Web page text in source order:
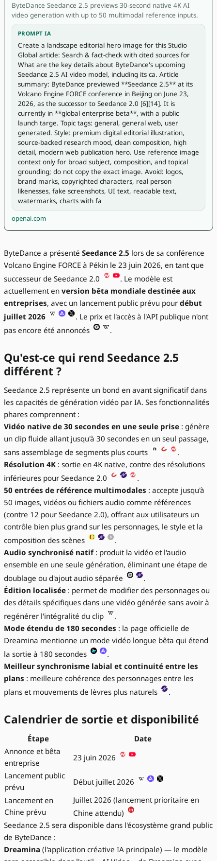
ByteDance Seedance 2.5 previews 30-second native 4K AI
video generation with up to 50 multimodal reference inputs.
PROMPT IA
Create a landscape editorial hero image for this Studio
Global article: Search & fact-check with cited sources for
What are the key details about ByteDance's upcoming
Seedance 2.5 AI video model, including its ca. Article
summary: ByteDance previewed **Seedance 2.5** at its
Volcano Engine FORCE conference in Beijing on June 23,
2026, as the successor to Seedance 2.0 [6][14]. It is
currently in **global enterprise beta**, with a public
launch targe. Topic tags: general, general web, user
generated. Style: premium digital editorial illustration,
source-backed research mood, clean composition, high
detail, modern web publication hero. Use reference image
context only for broad subject, composition, and topical
grounding; do not copy the exact image. Avoid: logos,
brand marks, copyrighted characters, real person
likenesses, fake screenshots, UI text, readable text,
watermarks, charts with fa
openai.com
ByteDance a présenté Seedance 2.5 lors de sa conférence
Volcano Engine FORCE à Pékin le 23 juin 2026, en tant que
successeur de Seedance 2.0
. Le modèle est
actuellement en version bêta mondiale destinée aux
entreprises, avec un lancement public prévu pour début
juillet 2026
. Le prix et l'accès à l'API publique n'ont
pas encore été annoncés
.
Qu'est-ce qui rend Seedance 2.5
différent ?
Seedance 2.5 représente un bond en avant significatif dans
les capacités de génération vidéo par IA. Ses fonctionnalités
phares comprennent :
Vidéo native de 30 secondes en une seule prise : génère
un clip fluide allant jusqu'à 30 secondes en un seul passage,
sans assemblage de segments plus courts
.
Résolution 4K : sortie en 4K native, contre des résolutions
inférieures pour Seedance 2.0
.
50 entrées de référence multimodales : accepte jusqu'à
50 images, vidéos ou fichiers audio comme références
(contre 12 pour Seedance 2.0), offrant aux utilisateurs un
contrôle bien plus grand sur les personnages, le style et la
composition des scènes
.
Audio synchronisé natif: produit la vidéo et l'audio
ensemble en une seule génération, éliminant une étape de
doublage ou d'ajout audio séparée
.
Édition localisée : permet de modifier des personnages ou
des détails spécifiques dans une vidéo générée sans avoir à
regénérer l'intégralité du clip
.
Mode étendu de 180 secondes : la page officielle de
Dreamina mentionne un mode vidéo longue bêta qui étend
la sortie à 180 secondes
.
Meilleur synchronisme labial et continuité entre les
plans : meilleure cohérence des personnages entre les
plans et mouvements de lèvres plus naturels
.
Calendrier de sortie et disponibilité
Étape
Date
Annonce et bêta
entreprise
23 juin 2026
Lancement public
prévu
Début juillet 2026
Lancement en
Chine prévu
Juillet 2026 (lancement prioritaire en
Chine attendu)
Seedance 2.5 sera disponible dans l'écosystème grand public
de ByteDance :
Dreamina (l'application créative IA principale) — le modèle